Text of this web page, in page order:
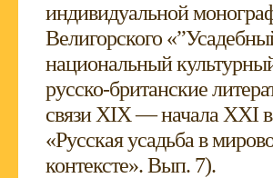
индивидуальной
Велигорского
национальный
русско-британские
связи XIX — начала XXI
«Русская усадьба в
контексте». Вып. 7).